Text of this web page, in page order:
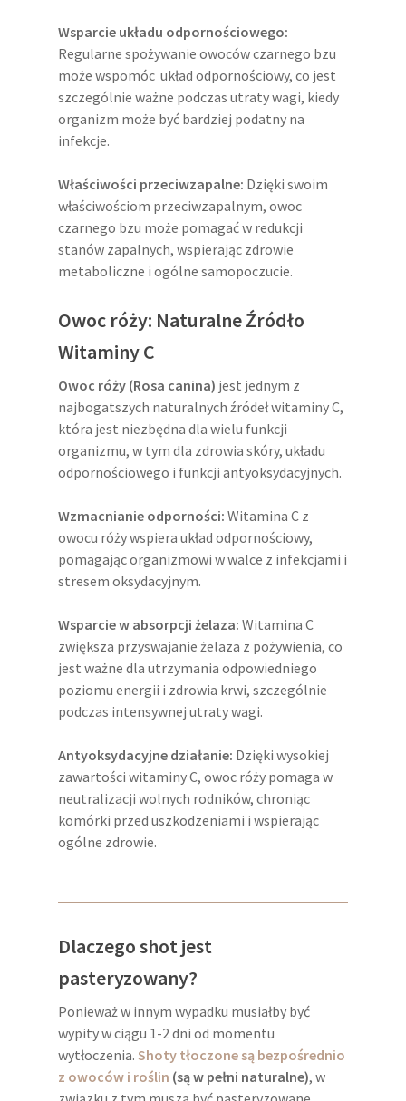
Wsparcie układu odpornościowego:
Regularne spożywanie owoców czarnego bzu
może wspomóc układ odpornościowy, co jest
szczególnie ważne podczas utraty wagi, kiedy
organizm może być bardziej podatny na
infekcje.
Właściwości przeciwzapalne: Dzięki swoim
właściwościom przeciwzapalnym, owoc
czarnego bzu może pomagać w redukcji
stanów zapalnych, wspierając zdrowie
metaboliczne i ogólne samopoczucie.
Owoc róży: Naturalne Źródło
Witaminy C
Owoc róży (Rosa canina) jest jednym z
najbogatszych naturalnych źródeł witaminy C,
która jest niezbędna dla wielu funkcji
organizmu, w tym dla zdrowia skóry, układu
odpornościowego i funkcji antyoksydacyjnych.
Wzmacnianie odporności: Witamina C z
owocu róży wspiera układ odpornościowy,
pomagając organizmowi w walce z infekcjami i
stresem oksydacyjnym.
Wsparcie w absorpcji żelaza: Witamina C
zwiększa przyswajanie żelaza z pożywienia, co
jest ważne dla utrzymania odpowiedniego
poziomu energii i zdrowia krwi, szczególnie
podczas intensywnej utraty wagi.
Antyoksydacyjne działanie: Dzięki wysokiej
zawartości witaminy C, owoc róży pomaga w
neutralizacji wolnych rodników, chroniąc
komórki przed uszkodzeniami i wspierając
ogólne zdrowie.
Dlaczego shot jest
pasteryzowany?
Ponieważ w innym wypadku musiałby być
wypity w ciągu 1-2 dni od momentu
wytłoczenia. Shoty tłoczone są bezpośrednio
z owoców i roślin (są w pełni naturalne), w